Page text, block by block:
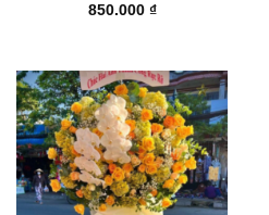
850.000 ₫